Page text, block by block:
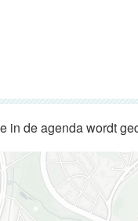
in de agenda wordt